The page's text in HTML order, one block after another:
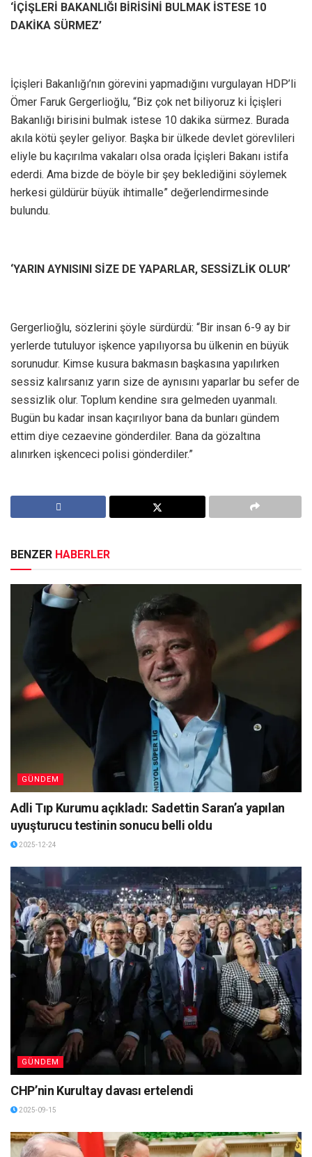
‘İÇİŞLERİ BAKANLIĞI BİRİSİNİ BULMAK İSTESE 10
DAKİKA SÜRMEZ’
İçişleri Bakanlığı’nın görevini yapmadığını vurgulayan HDP’li
Ömer Faruk Gergerlioğlu, “Biz çok net biliyoruz ki İçişleri
Bakanlığı birisini bulmak istese 10 dakika sürmez. Burada
akıla kötü şeyler geliyor. Başka bir ülkede devlet görevlileri
eliyle bu kaçırılma vakaları olsa orada İçişleri Bakanı istifa
ederdi. Ama bizde de böyle bir şey beklediğini söylemek
herkesi güldürür büyük ihtimalle” değerlendirmesinde
bulundu.
‘YARIN AYNISINI SİZE DE YAPARLAR, SESSİZLİK OLUR’
Gergerlioğlu, sözlerini şöyle sürdürdü: “Bir insan 6-9 ay bir
yerlerde tutuluyor işkence yapılıyorsa bu ülkenin en büyük
sorunudur. Kimse kusura bakmasın başkasına yapılırken
sessiz kalırsanız yarın size de aynısını yaparlar bu sefer de
sessizlik olur. Toplum kendine sıra gelmeden uyanmalı.
Bugün bu kadar insan kaçırılıyor bana da bunları gündem
ettim diye cezaevine gönderdiler. Bana da gözaltına
alınırken işkenceci polisi gönderdiler.”
BENZER HABERLER
GÜNDEM
Adli Tıp Kurumu açıkladı: Sadettin Saran’a yapılan
uyuşturucu testinin sonucu belli oldu
2025-12-24
GÜNDEM
CHP’nin Kurultay davası ertelendi
2025-09-15